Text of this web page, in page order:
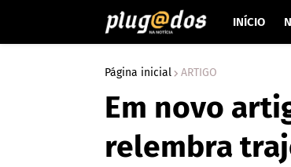
INÍCIO
Página inicial ARTIGO
Em novo
relembra